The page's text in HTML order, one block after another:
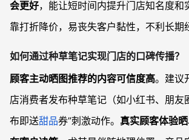
会更好，能让短时间内提升门店知名度和
靠打折降价，易丧失客户黏性，不利长期
如何通过种草笔记实现门店的口碑传播？
顾客主动晒图推荐的内容可信度高。建议
店消费者发布种草笔记（如小红书、朋友
布即送甜品券”刺激动作。 真实顾客体验